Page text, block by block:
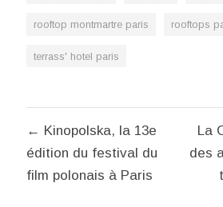
rooftop montmartre paris rooftops
terrass' hotel paris
Navigation
de
l’article
← Kinopolska, la 13e
édition du festival du
film polonais à Paris
La
des